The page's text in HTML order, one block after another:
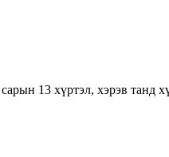
13 хүртэл, хэрэв танд